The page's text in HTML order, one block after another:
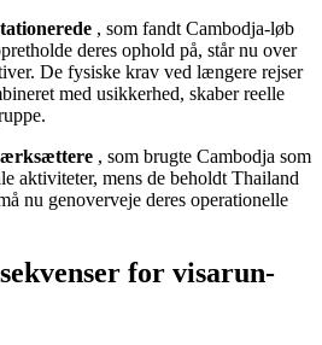
, som fandt Cambodja-løb
deres ophold på, står nu over
De fysiske krav ved længere rejser
med usikkerhed, skaber reelle
, som brugte Cambodja som
aktiviteter, mens de beholdt Thailand
nu genoverveje deres operationelle
for visarun-